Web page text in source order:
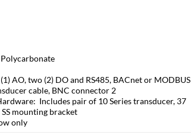
AO, two (2) DO and RS485, BACnet or MODBUS
cable, BNC connector 2
Includes pair of 10 Series transducer, 37
mounting bracket
only